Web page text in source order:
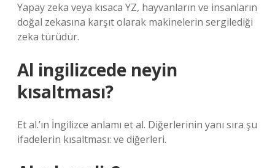
Yapay zeka veya kısaca YZ, hayvanların ve insanların
doğal zekasına karşıt olarak makinelerin sergilediği
zeka türüdür.
Al ingilizcede neyin
kısaltması?
Et al.’ın İngilizce anlamı et al. Diğerlerinin yanı sıra şu
ifadelerin kısaltması: ve diğerleri.